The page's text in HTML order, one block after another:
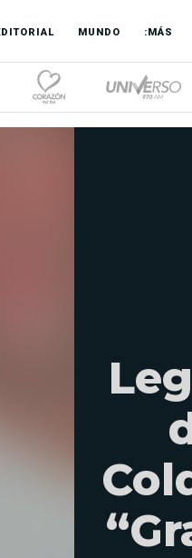
MUNDO :MÁS